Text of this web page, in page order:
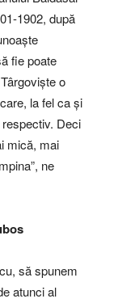
1902, după
fie poate
o
la fel ca și
Deci
mică, mai
ne
să spunem
atunci al